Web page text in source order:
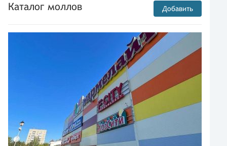
Каталог моллов Добавить